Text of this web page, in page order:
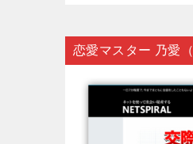
恋愛マスター 乃愛